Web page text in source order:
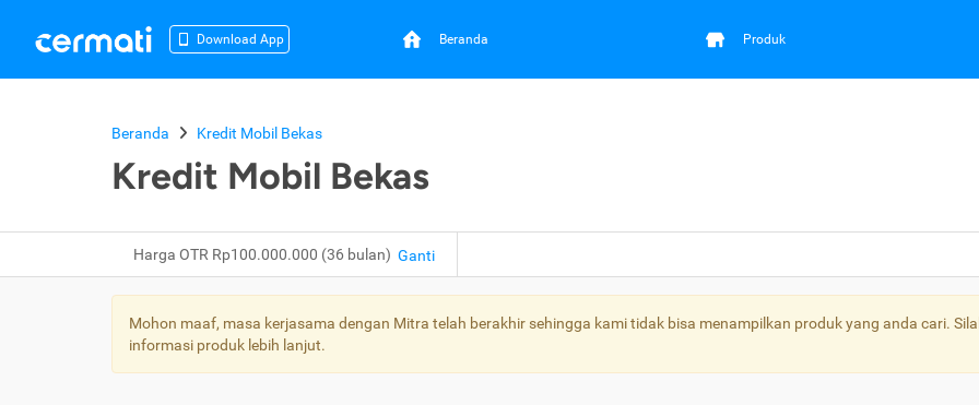
Download App Beranda Produk
Beranda Kredit Mobil Bekas
Kredit Mobil Bekas
Harga OTR Rp100.000.000 (36 bulan) Ganti
Mohon maaf, masa kerjasama dengan Mitra telah berakhir sehingga kami tidak bisa menampilkan produk yang anda cari.
informasi produk lebih lanjut.